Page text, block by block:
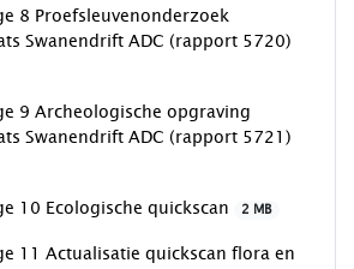
8 Proefsleuvenonderzoek
Swanendrift ADC (rapport 5720)
9 Archeologische opgraving
Swanendrift ADC (rapport 5721)
10 Ecologische quickscan 2 MB
11 Actualisatie quickscan flora en